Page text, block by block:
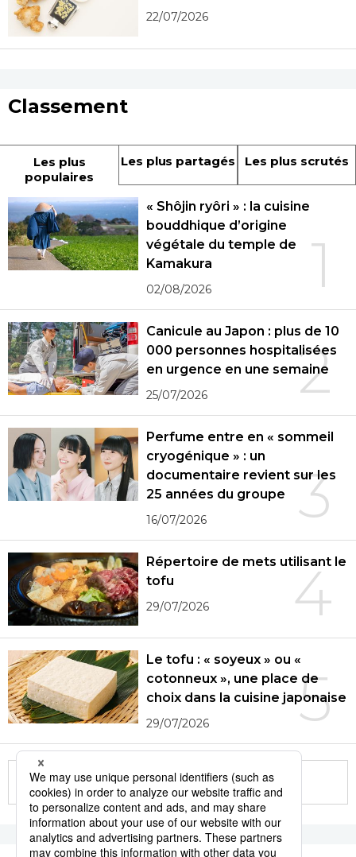
22/07/2026
Classement
Les plus
populaires
Les plus partagés Les plus scrutés
1
« Shôjin ryôri » : la cuisine
bouddhique d’origine
végétale du temple de
Kamakura
02/08/2026
2
Canicule au Japon : plus de 10
000 personnes hospitalisées
en urgence en une semaine
25/07/2026
3
Perfume entre en « sommeil
cryogénique » : un
documentaire revient sur les
25 années du groupe
16/07/2026
4
Répertoire de mets utilisant le
tofu
29/07/2026
5
Le tofu : « soyeux » ou «
cotonneux », une place de
choix dans la cuisine japonaise
29/07/2026
More in this series